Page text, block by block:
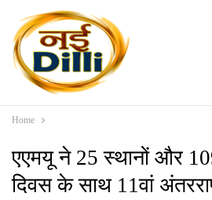
Home
एएमयू ने 25 स्थानों और
दिवस के साथ 11वां